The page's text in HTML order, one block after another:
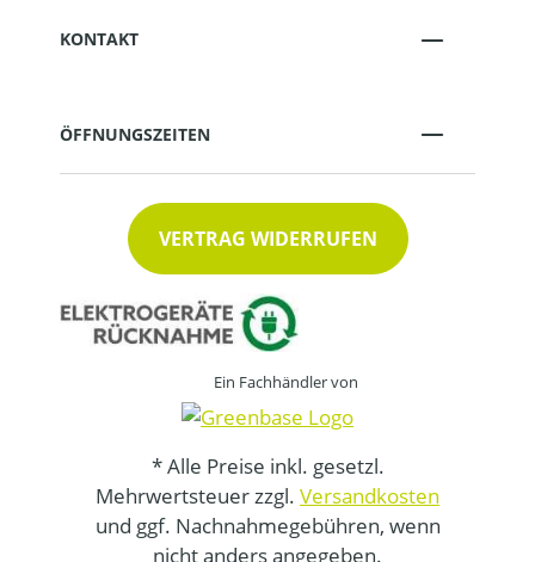
KONTAKT
ÖFFNUNGSZEITEN
VERTRAG WIDERRUFEN
Ein Fachhändler von
* Alle Preise inkl. gesetzl.
Mehrwertsteuer zzgl. Versandkosten
und ggf. Nachnahmegebühren, wenn
nicht anders angegeben.